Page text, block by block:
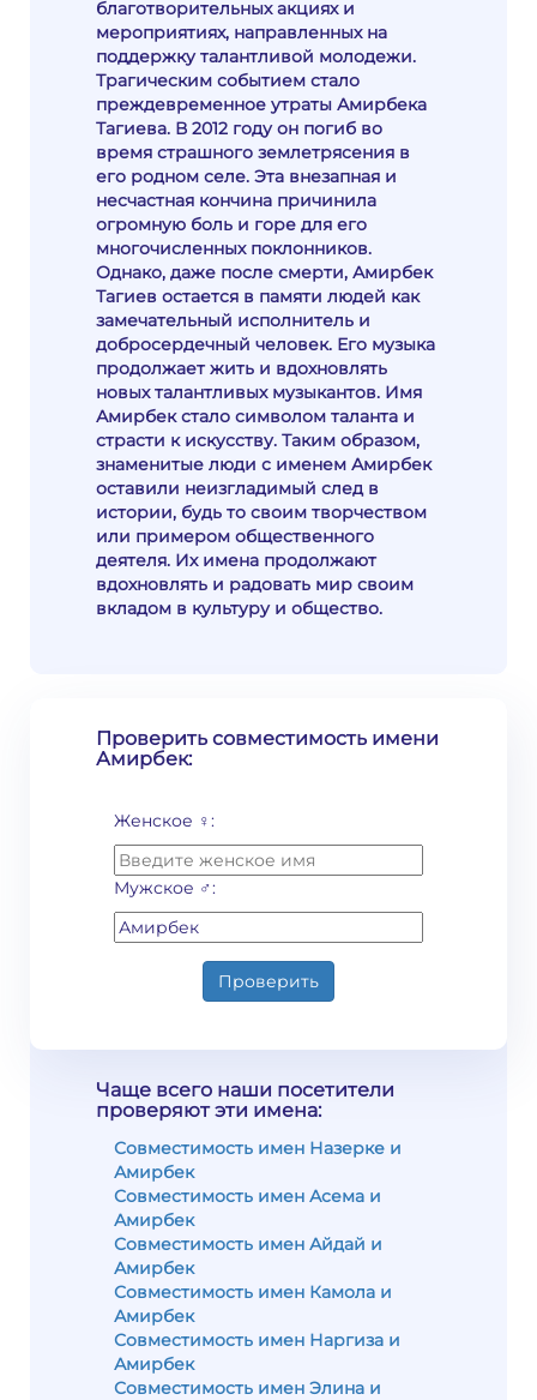
благотворительных акциях и
мероприятиях, направленных на
поддержку талантливой молодежи.
Трагическим событием стало
преждевременное утраты Амирбека
Тагиева. В 2012 году он погиб во
время страшного землетрясения в
его родном селе. Эта внезапная и
несчастная кончина причинила
огромную боль и горе для его
многочисленных поклонников.
Однако, даже после смерти, Амирбек
Тагиев остается в памяти людей как
замечательный исполнитель и
добросердечный человек. Его музыка
продолжает жить и вдохновлять
новых талантливых музыкантов. Имя
Амирбек стало символом таланта и
страсти к искусству. Таким образом,
знаменитые люди с именем Амирбек
оставили неизгладимый след в
истории, будь то своим творчеством
или примером общественного
деятеля. Их имена продолжают
вдохновлять и радовать мир своим
вкладом в культуру и общество.
Проверить совместимость имени
Амирбек:
Женское ♀:
Мужское ♂:
Проверить
Чаще всего наши посетители
проверяют эти имена:
Совместимость имен Назерке и
Амирбек
Совместимость имен Асема и
Амирбек
Совместимость имен Айдай и
Амирбек
Совместимость имен Камола и
Амирбек
Совместимость имен Наргиза и
Амирбек
Совместимость имен Элина и